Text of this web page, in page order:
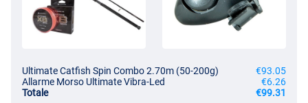
Ultimate Catfish Spin Combo 2.70m (50-200g)
€93.05
Allarme Morso Ultimate Vibra-Led
€6.26
Totale
€99.31